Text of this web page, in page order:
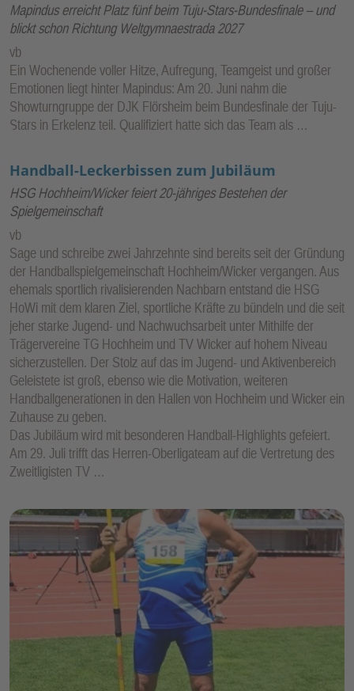
Mapindus erreicht Platz fünf beim Tuju-Stars-Bundesfinale – und
blickt schon Richtung Weltgymnaestrada 2027
vb
Ein Wochenende voller Hitze, Aufregung, Teamgeist und großer
Emotionen liegt hinter Mapindus: Am 20. Juni nahm die
Showturngruppe der DJK Flörsheim beim Bundesfinale der Tuju-
Stars in Erkelenz teil. Qualifiziert hatte sich das Team als …
Handball-Leckerbissen zum Jubiläum
HSG Hochheim/Wicker feiert 20-jähriges Bestehen der
Spielgemeinschaft
vb
Sage und schreibe zwei Jahrzehnte sind bereits seit der Gründung
der Handballspielgemeinschaft Hochheim/Wicker vergangen. Aus
ehemals sportlich rivalisierenden Nachbarn entstand die HSG
HoWi mit dem klaren Ziel, sportliche Kräfte zu bündeln und die seit
jeher starke Jugend- und Nachwuchsarbeit unter Mithilfe der
Trägervereine TG Hochheim und TV Wicker auf hohem Niveau
sicherzustellen. Der Stolz auf das im Jugend- und Aktivenbereich
Geleistete ist groß, ebenso wie die Motivation, weiteren
Handballgenerationen in den Hallen von Hochheim und Wicker ein
Zuhause zu geben.
Das Jubiläum wird mit besonderen Handball-Highlights gefeiert.
Am 29. Juli trifft das Herren-Oberligateam auf die Vertretung des
Zweitligisten TV …